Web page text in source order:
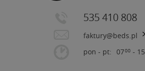
535 410 808
faktury@beds.pl
pon - pt: 0700 - 15